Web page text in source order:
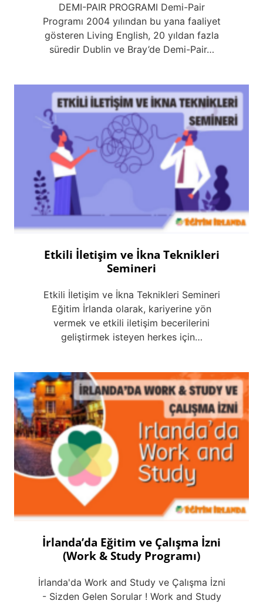
DEMI-PAIR PROGRAMI Demi-Pair
Programı 2004 yılından bu yana faaliyet
gösteren Living English, 20 yıldan fazla
süredir Dublin ve Bray’de Demi-Pair…
Etkili İletişim ve İkna Teknikleri
Semineri
Etkili İletişim ve İkna Teknikleri Semineri
Eğitim İrlanda olarak, kariyerine yön
vermek ve etkili iletişim becerilerini
geliştirmek isteyen herkes için…
İrlanda’da Eğitim ve Çalışma İzni
(Work & Study Programı)
İrlanda'da Work and Study ve Çalışma İzni
- Sizden Gelen Sorular ! Work and Study